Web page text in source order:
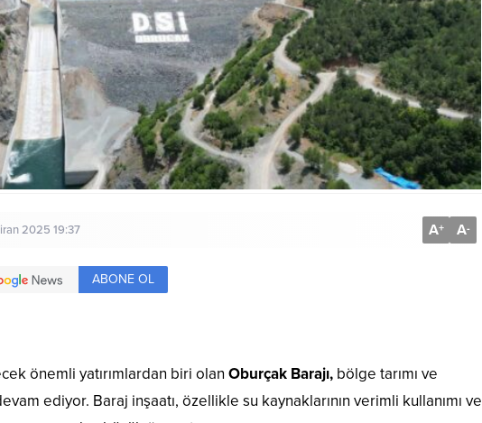
2025 19:37 A+ A-
ABONE OL
önemli yatırımlardan biri olan Oburçak Barajı, bölge tarımı ve
ediyor. Baraj inşaatı, özellikle su kaynaklarının verimli kullanımı ve